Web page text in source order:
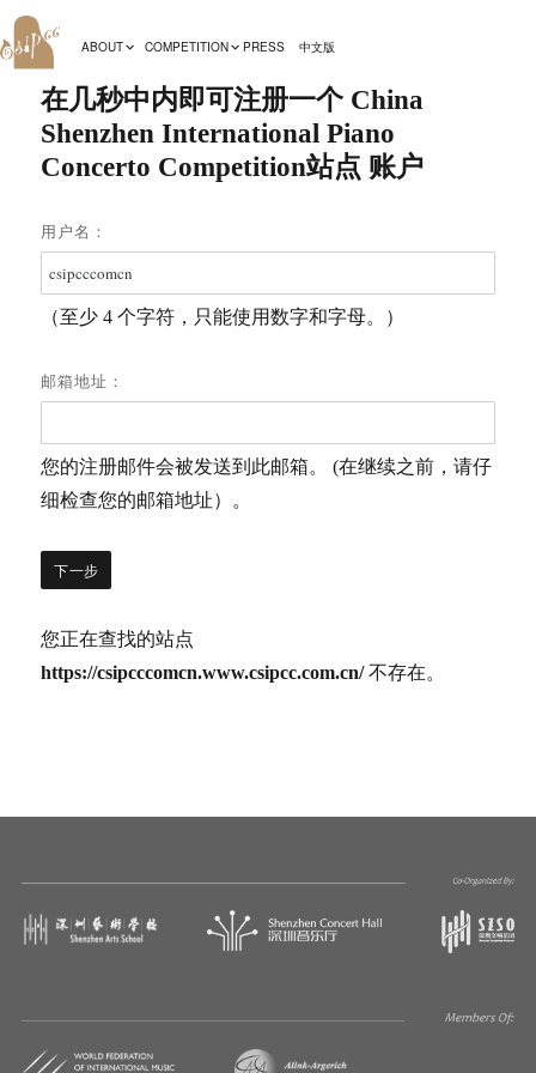
ABOUT COMPETITION PRESS 中文版
在几秒中内即可注册一个 China
Shenzhen International Piano
Concerto Competition站点 账户
用户名：
（至少 4 个字符，只能使用数字和字母。）
邮箱地址：
您的注册邮件会被发送到此邮箱。 (在继续之前，请仔
细检查您的邮箱地址）。
您正在查找的站点
https://csipcccomcn.www.csipcc.com.cn/不存在。